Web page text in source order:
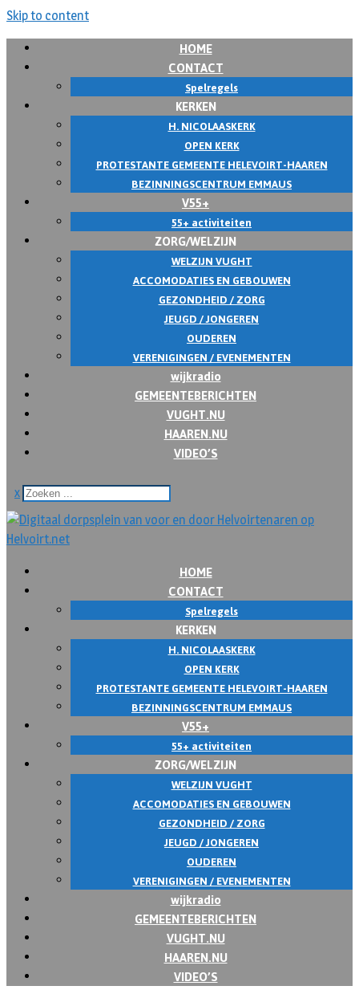
Skip to content
HOME
CONTACT
Spelregels
KERKEN
H. NICOLAASKERK
OPEN KERK
PROTESTANTE GEMEENTE HELEVOIRT-HAAREN
BEZINNINGSCENTRUM EMMAUS
V55+
55+ activiteiten
ZORG/WELZIJN
WELZIJN VUGHT
ACCOMODATIES EN GEBOUWEN
GEZONDHEID / ZORG
JEUGD / JONGEREN
OUDEREN
VERENIGINGEN / EVENEMENTEN
wijkradio
GEMEENTEBERICHTEN
VUGHT.NU
HAAREN.NU
VIDEO’S
x
HOME
CONTACT
Spelregels
KERKEN
H. NICOLAASKERK
OPEN KERK
PROTESTANTE GEMEENTE HELEVOIRT-HAAREN
BEZINNINGSCENTRUM EMMAUS
V55+
55+ activiteiten
ZORG/WELZIJN
WELZIJN VUGHT
ACCOMODATIES EN GEBOUWEN
GEZONDHEID / ZORG
JEUGD / JONGEREN
OUDEREN
VERENIGINGEN / EVENEMENTEN
wijkradio
GEMEENTEBERICHTEN
VUGHT.NU
HAAREN.NU
VIDEO’S